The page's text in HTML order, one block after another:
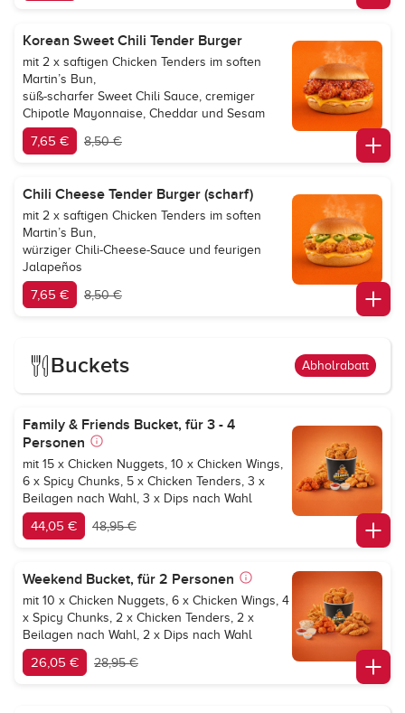
Korean Sweet Chili Tender Burger
mit 2 x saftigen Chicken Tenders im soften
Martin’s Bun,
süß-scharfer Sweet Chili Sauce, cremiger
Chipotle Mayonnaise, Cheddar und Sesam
7,65 € 8,50 €
Chili Cheese Tender Burger (scharf)
mit 2 x saftigen Chicken Tenders im soften
Martin’s Bun,
würziger Chili-Cheese-Sauce und feurigen
Jalapeños
7,65 € 8,50 €
Buckets Abholrabatt
Family & Friends Bucket, für 3 - 4
Personen
mit 15 x Chicken Nuggets, 10 x Chicken Wings,
6 x Spicy Chunks, 5 x Chicken Tenders, 3 x
Beilagen nach Wahl, 3 x Dips nach Wahl
44,05 € 48,95 €
Weekend Bucket, für 2 Personen
mit 10 x Chicken Nuggets, 6 x Chicken Wings, 4
x Spicy Chunks, 2 x Chicken Tenders, 2 x
Beilagen nach Wahl, 2 x Dips nach Wahl
26,05 € 28,95 €